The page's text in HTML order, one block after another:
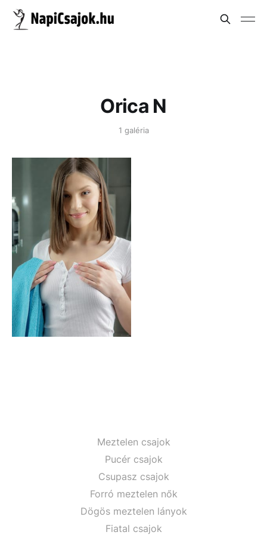
Orica N
1 galéria
Meztelen csajok
Pucér csajok
Csupasz csajok
Forró meztelen nők
Dögös meztelen lányok
Fiatal csajok